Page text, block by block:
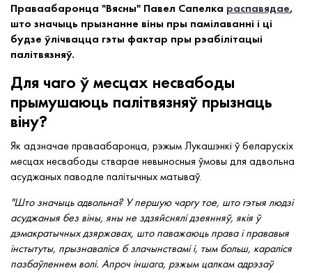
Праваабаронца "Вясны" Павел Сапелка распавядае,
што значыць прызнанне віны пры памілаванні і ці
будзе ўлічвацца гэты фактар пры рэабілітацыі
палітвязняў.
Для чаго ў месцах несвабоды
прымушаюць палітвязняў прызнаць
віну?
Як адзначае праваабаронца, рэжым Лукашэнкі ў беларускіх
месцах несвабоды стварае невыносныя ўмовы для адвольна
асуджаных паводле палітычных матываў.
"Што значыць адвольна? У першую чаргу тое, што гэтыя людзі
асуджаныя без віны, яны не здзяйснялі дзеянняў, якія ў
дэмакратычных дзяржавах, што паважаюць права і прававыя
інстытуты, прызнаваліся б злачынствамі і, тым больш, караліся
пазбаўленнем волі. Апроч іншага, рэжым цалкам адрэзаў